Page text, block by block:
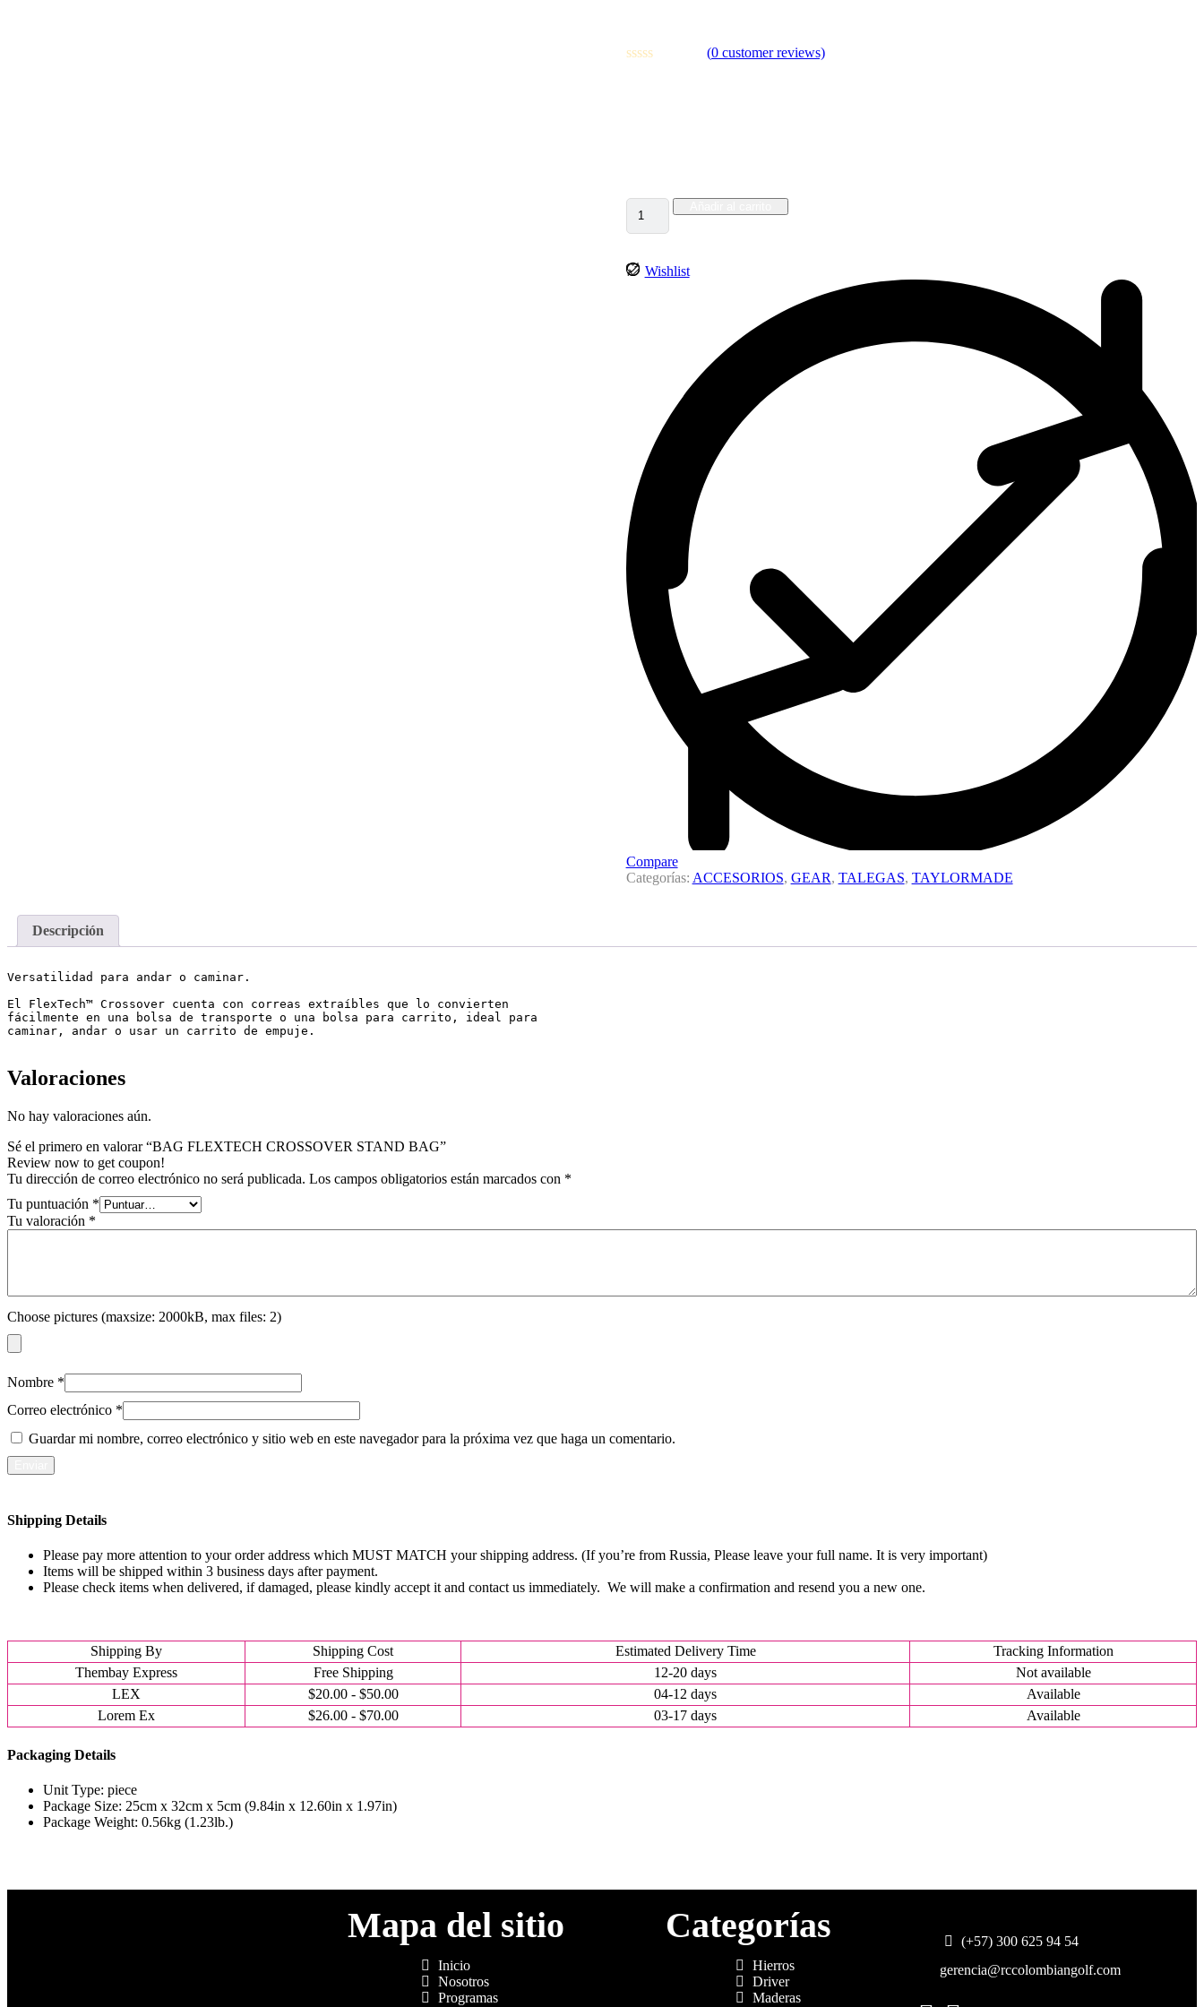
(0customer reviews)
Wishlist
Compare
Categorías: ACCESORIOS, GEAR, TALEGAS, TAYLORMADE
Descripción
Versatilidad para andar o caminar.
El FlexTech™ Crossover cuenta con correas extraíbles que lo convierten
fácilmente en una bolsa de transporte o una bolsa para carrito, ideal para
caminar, andar o usar un carrito de empuje.
Valoraciones
No hay valoraciones aún.
Sé el primero en valorar “BAG FLEXTECH CROSSOVER STAND BAG”
Review now to get coupon!
Tu dirección de correo electrónico no será publicada. Los campos obligatorios están marcados con *
Tu puntuación *
Tu valoración *
Choose pictures (maxsize: 2000kB, max files: 2)
Nombre *
Correo electrónico *
Guardar mi nombre, correo electrónico y sitio web en este navegador para la próxima vez que haga un comentario.
Shipping Details
Please pay more attention to your order address which MUST MATCH your shipping address. (If you’re from Russia, Please leave your full name. It is very important)
Items will be shipped within 3 business days after payment.
Please check items when delivered, if damaged, please kindly accept it and contact us immediately. We will make a confirmation and resend you a new one.
Shipping By Shipping Cost Estimated Delivery Time
Tracking Information
Thembay Express
Free Shipping 12-20 days
Not available
LEX
$20.00 - $50.00 04-12 days
Available
Lorem Ex
$26.00 - $70.00 03-17 days Available
Packaging Details
Unit Type: piece
Package Size: 25cm x 32cm x 5cm (9.84in x 12.60in x 1.97in)
Package Weight: 0.56kg (1.23lb.)
Mapa del sitio
Inicio
Nosotros
Programas
Categorías
Hierros
Driver
Maderas
(+57) 300 625 94 54
gerencia@rccolombiangolf.com